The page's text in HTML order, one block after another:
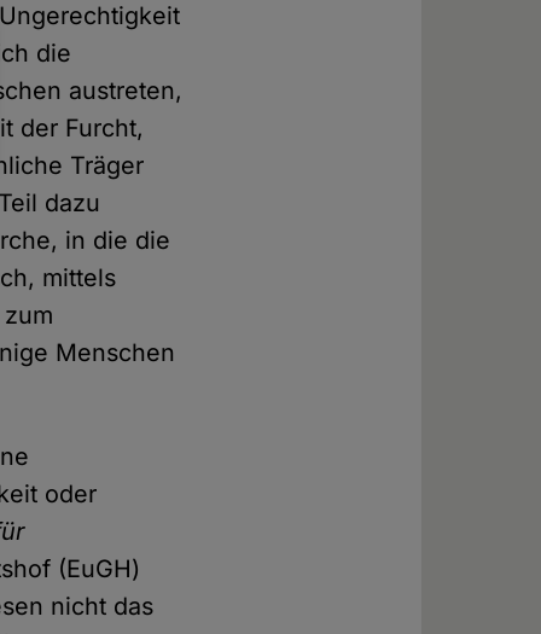
die
austreten,
der Furcht,
Träger
dazu
in die die
mittels
Menschen
oder
(EuGH)
nicht das